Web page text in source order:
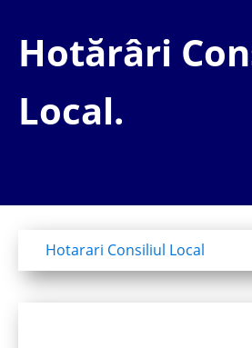
Hotărâri
Local.
Hotarari Consiliul Local